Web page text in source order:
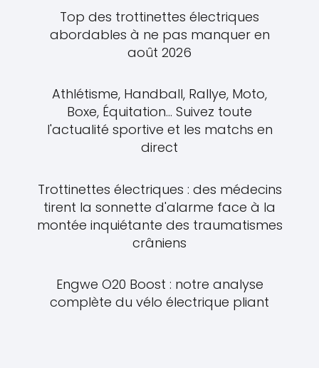
Top des trottinettes électriques
abordables à ne pas manquer en
août 2026
Athlétisme, Handball, Rallye, Moto,
Boxe, Équitation... Suivez toute
l'actualité sportive et les matchs en
direct
Trottinettes électriques : des médecins
tirent la sonnette d'alarme face à la
montée inquiétante des traumatismes
crâniens
Engwe O20 Boost : notre analyse
complète du vélo électrique pliant